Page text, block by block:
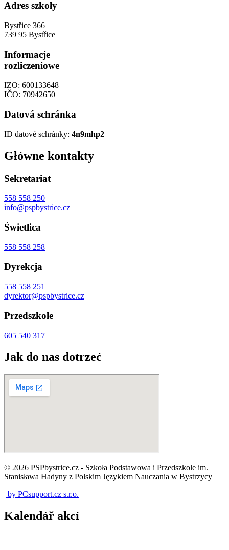
Adres szkoły
Bystřice 366
739 95 Bystřice
Informacje
rozliczeniowe
IZO: 600133648
IČO: 70942650
Datová schránka
ID datové schránky: 4n9mhp2
Główne kontakty
Sekretariat
558 558 250
info@pspbystrice.cz
Świetlica
558 558 258
Dyrekcja
558 558 251
dyrektor@pspbystrice.cz
Przedszkole
605 540 317
Jak do nas dotrzeć
© 2026 PSPbystrice.cz - Szkoła Podstawowa i Przedszkole im.
Stanisława Hadyny z Polskim Językiem Nauczania w Bystrzycy
| by PCsupport.cz s.r.o.
Kalendář akcí